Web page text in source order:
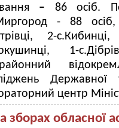
– 86 осіб.
- 88 осіб,
2-
1-
Державної
центр
зборах обласної